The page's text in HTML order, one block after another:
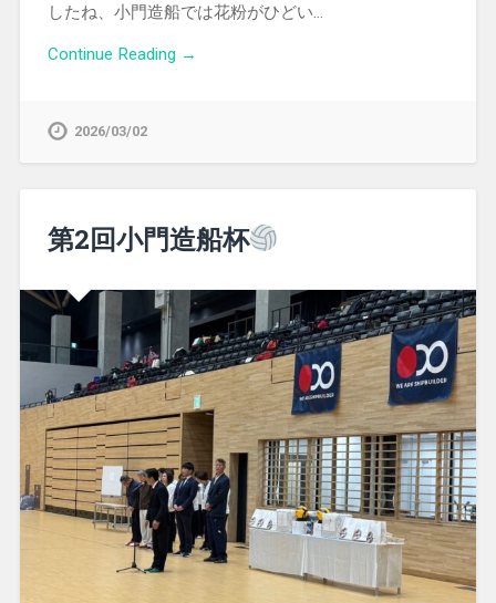
したね、小門造船では花粉がひどい…
Continue Reading →
2026/03/02
第2回小門造船杯